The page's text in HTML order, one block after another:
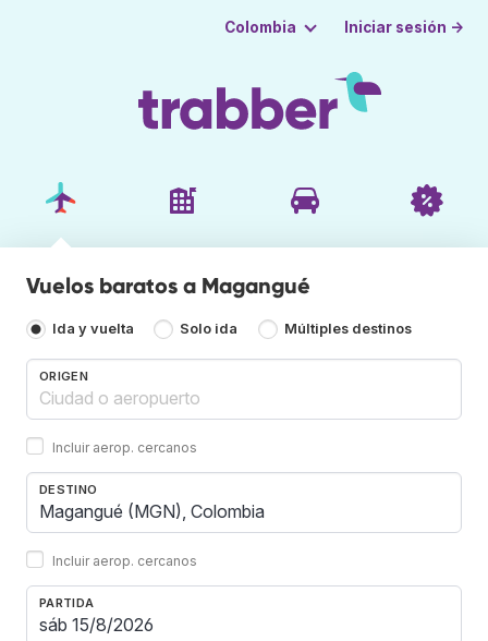
Colombia Iniciar sesión →
Vuelos baratos a Magangué
Ida y vuelta Solo ida Múltiples destinos
ORIGEN
Incluir aerop. cercanos
DESTINO
Incluir aerop. cercanos
PARTIDA